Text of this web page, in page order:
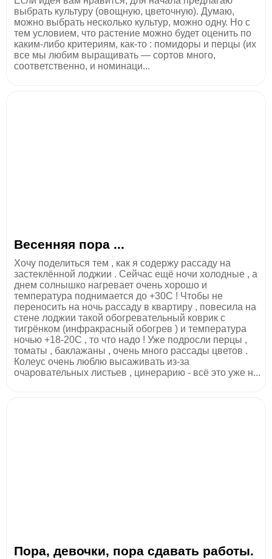
выбрать культуру (овощную, цветочную). Думаю,
можно выбрать несколько культур, можно одну. Но с
тем условием, что растение можно будет оценить по
каким-либо критериям, как-то : помидоры и перцы (их
все мы любим выращивать — сортов много,
соответственно, и номинаци...
Весенняя пора ...
Хочу поделиться тем , как я содержу рассаду на
застеклённой лоджии . Сейчас ещё ночи холодные , а
днем солнышко нагревает очень хорошо и
температура поднимается до +30С ! Чтобы не
переносить на ночь рассаду в квартиру , повесила на
стене лоджии такой обогревательный коврик с
тигрёнком (инфракрасный обогрев ) и температура
ночью +18-20С , то что надо ! Уже подросли перцы ,
томаты , баклажаны , очень много рассады цветов .
Колеус очень люблю высаживать из-за
очаровательных листьев , цинерарию - всё это уже н...
Пора, девочки, пора сдавать работы.